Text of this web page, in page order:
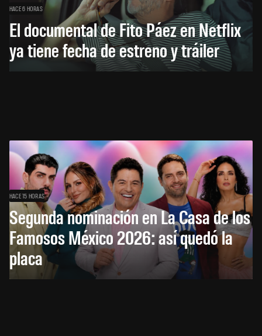
HACE 6 HORAS
El documental de Fito Páez en Netflix
ya tiene fecha de estreno y tráiler
HACE 15 HORAS
Segunda nominación en La Casa de los
Famosos México 2026: así quedó la
placa